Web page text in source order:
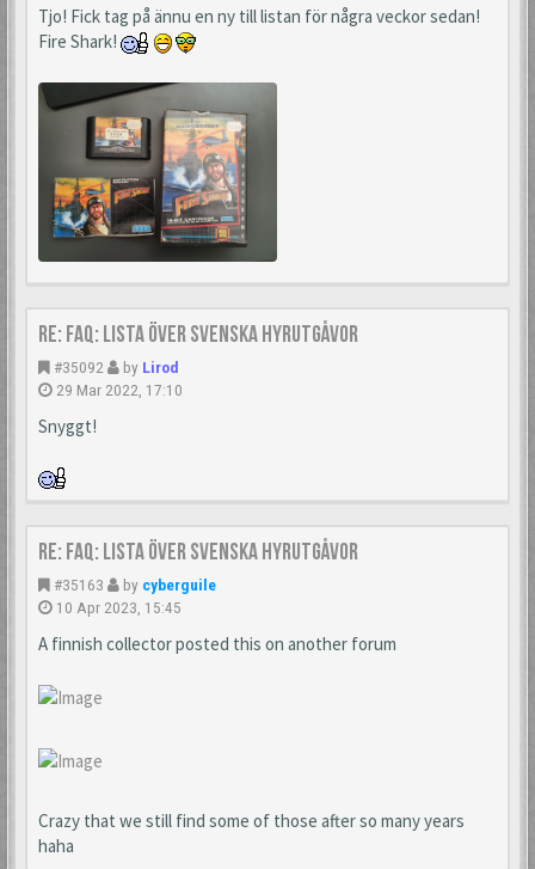
Tjo! Fick tag på ännu en ny till listan för några veckor sedan!
Fire Shark!
Re: FAQ: Lista över svenska hyrutgåvor
#35092 by Lirod
29 Mar 2022, 17:10
Snyggt!
Re: FAQ: Lista över svenska hyrutgåvor
#35163 by cyberguile
10 Apr 2023, 15:45
A finnish collector posted this on another forum
Crazy that we still find some of those after so many years
haha